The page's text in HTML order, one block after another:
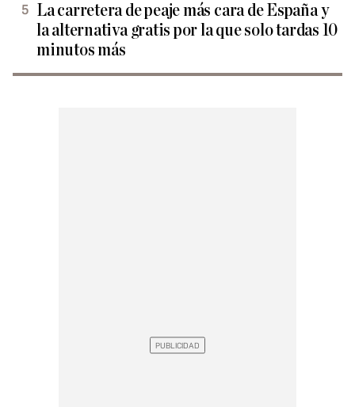
La carretera de peaje más cara de España y
la alternativa gratis por la que solo tardas 10
minutos más